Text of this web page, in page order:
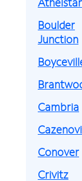
Boulder
Junction
Cambria
Conover
Crivitz